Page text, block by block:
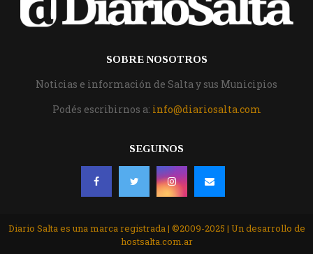
SOBRE NOSOTROS
Noticias e información de Salta y sus Municipios
Podés escribirnos a: info@diariosalta.com
SEGUINOS
Diario Salta es una marca registrada | ©2009-2025 | Un desarrollo de
hostsalta.com.ar